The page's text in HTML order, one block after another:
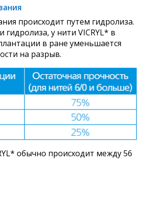
происходит путем гидролиза.
гидролиза, у нити VICRYL* в
в ране уменьшается
на разрыв.
обычно происходит между 56